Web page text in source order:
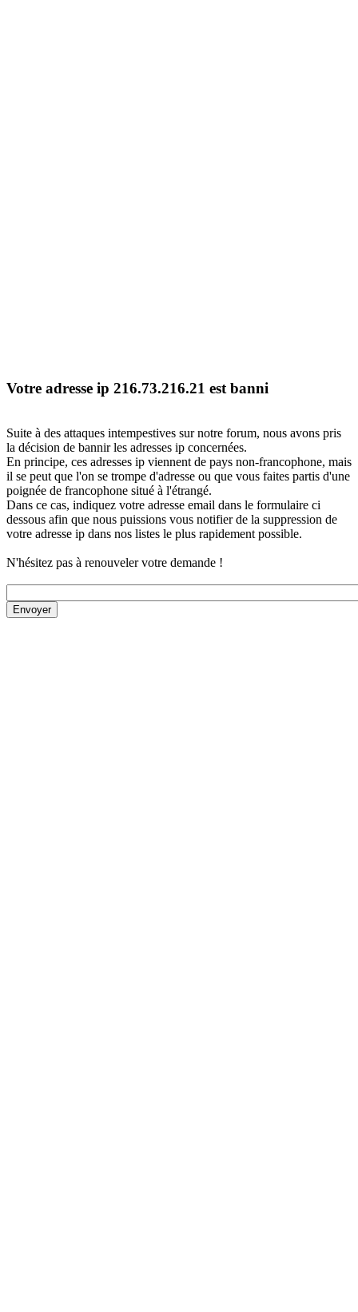
Votre adresse ip 216.73.216.21 est banni
Suite à des attaques intempestives sur notre forum, nous avons pris
la décision de bannir les adresses ip concernées.
En principe, ces adresses ip viennent de pays non-francophone, mais
il se peut que l'on se trompe d'adresse ou que vous faites partis d'une
poignée de francophone situé à l'étrangé.
Dans ce cas, indiquez votre adresse email dans le formulaire ci
dessous afin que nous puissions vous notifier de la suppression de
votre adresse ip dans nos listes le plus rapidement possible.
N'hésitez pas à renouveler votre demande !